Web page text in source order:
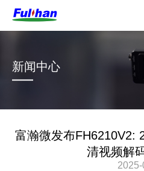
新闻中心
富瀚微发布FH6210V2:
清视频解
2025-